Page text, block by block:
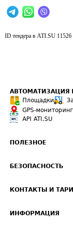
ID тендера в ATI.SU 11526
АВТОМАТИЗАЦИЯ
Площадки
GPS-мониторинг
API ATI.SU
ПОЛЕЗНОЕ
Звезды ATI.SU на вашем
Средние ставки
БЕЗОПАСНОСТЬ
Светофор+
КОНТАКТЫ И
ИНФОРМАЦИЯ